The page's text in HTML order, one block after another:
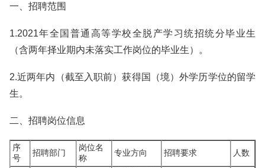
一、招聘范围
1.2021年全国普通高等学校全脱产学习统招统分毕业生
（含两年择业期内未落实工作岗位的毕业生）。
2.近两年内（截至入职前）获得国（境）外学历学位的留学
生。
二、招聘岗位信息
序
号
招聘部门
岗位名
称
专业方向 招聘要求 人数